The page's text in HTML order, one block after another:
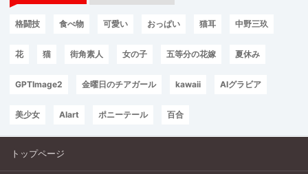
格闘技 食べ物 可愛い おっぱい 猫耳 中野三玖
花 猫 街角素人 女の子 五等分の花嫁 夏休み
GPTImage2 金曜日のチアガール kawaii AIグラビア
美少女 AIart ポニーテール 百合
トップページ